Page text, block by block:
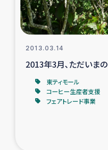
レバノンでのシリ
レバノンでのシリア
2013.03.14
2013年3月、ただいま
東ティモール
コーヒー生産者支援
フェアトレード事業